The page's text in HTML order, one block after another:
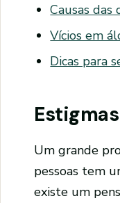
Causas das
Vícios em
Dicas para
Um grande
pessoas tem
existe um